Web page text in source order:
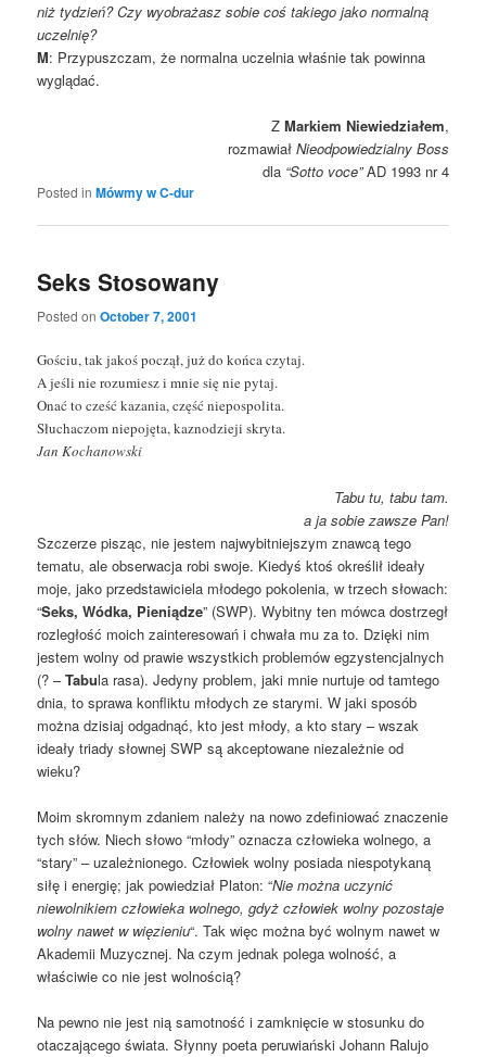
niż tydzień? Czy wyobrażasz sobie coś takiego jako normalną
uczelnię?
M: Przypuszczam, że normalna uczelnia właśnie tak powinna
wyglądać.
Z Markiem Niewiedziałem,
rozmawiał Nieodpowiedzialny Boss
dla “Sotto voce”AD 1993 nr 4
Posted in Mówmy w C-dur
Seks Stosowany
Posted onOctober 7, 2001
Gościu, tak jakoś począł, już do końca czytaj.
A jeśli nie rozumiesz i mnie się nie pytaj.
Onać to cześć kazania, część niepospolita.
Słuchaczom niepojęta, kaznodzieji skryta.
Jan Kochanowski
Tabu tu, tabu tam.
a ja sobie zawsze Pan!
Szczerze pisząc, nie jestem najwybitniejszym znawcą tego
tematu, ale obserwacja robi swoje. Kiedyś ktoś określił ideały
moje, jako przedstawiciela młodego pokolenia, w trzech słowach:
“Seks, Wódka, Pieniądze” (SWP). Wybitny ten mówca dostrzegł
rozległość moich zainteresowań i chwała mu za to. Dzięki nim
jestem wolny od prawie wszystkich problemów egzystencjalnych
(? –Tabula rasa). Jedyny problem, jaki mnie nurtuje od tamtego
dnia, to sprawa konfliktu młodych ze starymi. W jaki sposób
można dzisiaj odgadnąć, kto jest młody, a kto stary – wszak
ideały triady słownej SWP są akceptowane niezależnie od
wieku?
Moim skromnym zdaniem należy na nowo zdefiniować znaczenie
tych słów. Niech słowo “młody” oznacza człowieka wolnego, a
“stary” – uzależnionego. Człowiek wolny posiada niespotykaną
siłę i energię; jak powiedział Platon: “Nie można uczynić
niewolnikiem człowieka wolnego, gdyż człowiek wolny pozostaje
wolny nawet w więzieniu“. Tak więc można być wolnym nawet w
Akademii Muzycznej. Na czym jednak polega wolność, a
właściwie co nie jest wolnością?
Na pewno nie jest nią samotność i zamknięcie w stosunku do
otaczającego świata. Słynny poeta peruwiański Johann Ralujo